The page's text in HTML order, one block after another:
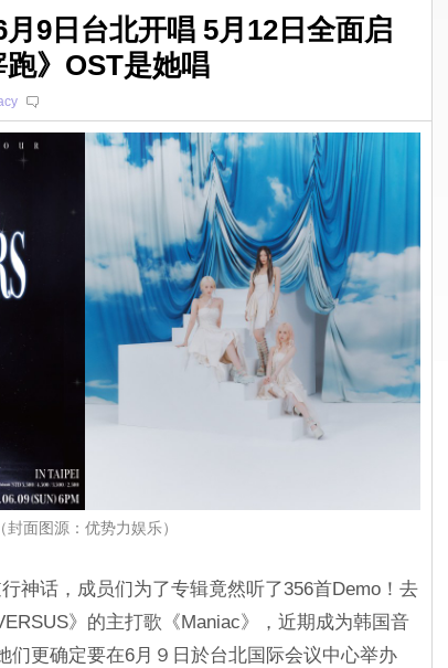
9日台北开唱 5月12日全面启
》OST是她唱
（封面图源：优势力娱乐）
神话，成员们为了专辑竟然听了356首Demo！去
》的主打歌《Maniac》，近期成为韩国音
们更确定要在6月９日於台北国际会议中心举办